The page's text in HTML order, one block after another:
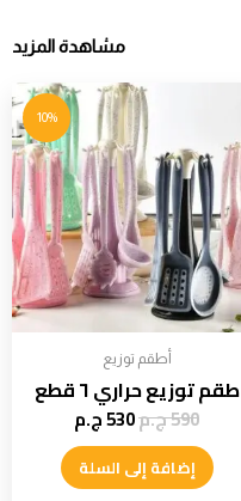
مشاهدة المزيد
10%
أطقم توزيع
طقم توزيع حراري ٦ قطع
590ج.م530ج.م
إضافة إلى السلة